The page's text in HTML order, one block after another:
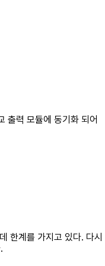
출력 모듈에 동기화 되어
한계를 가지고 있다. 다시